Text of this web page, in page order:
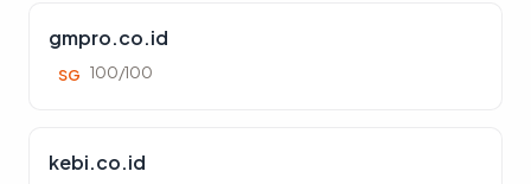
gmpro.co.id
SG 100/100
kebi.co.id